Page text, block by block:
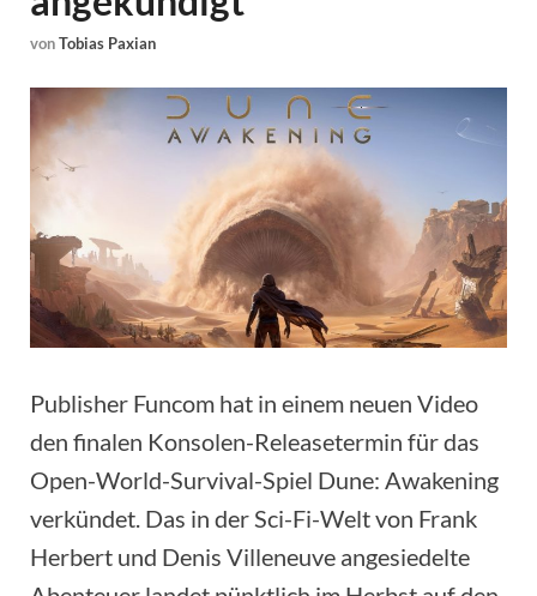
vonTobias Paxian
Publisher Funcom hat in einem neuen Video
den finalen Konsolen-Releasetermin für das
Open-World-Survival-Spiel Dune: Awakening
verkündet. Das in der Sci-Fi-Welt von Frank
Herbert und Denis Villeneuve angesiedelte